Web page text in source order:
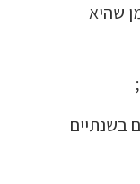
שהיא
בשנתיים